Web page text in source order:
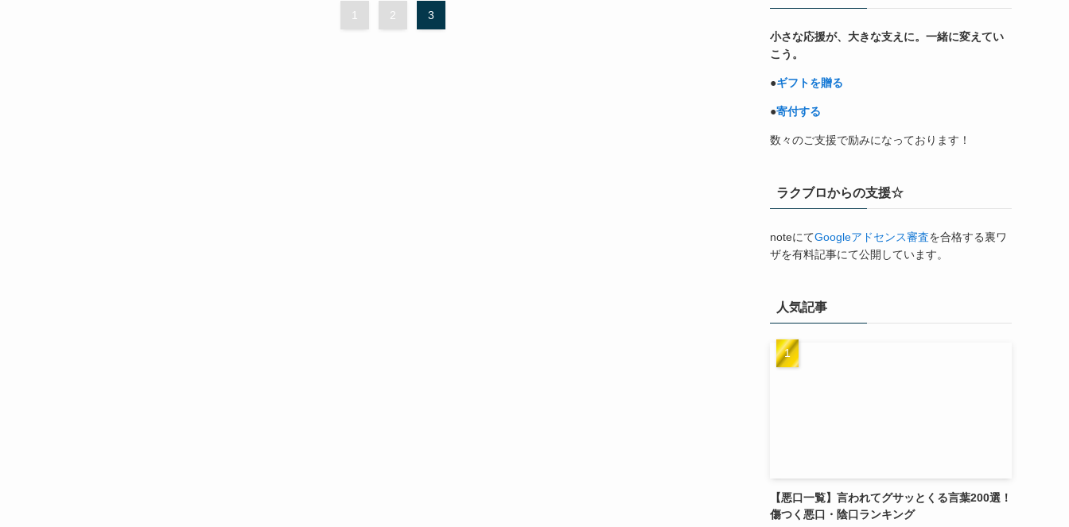
1 2 3
小さな応援が、大きな支えに。一緒に変えてい
こう。
●ギフトを贈る
●寄付する
数々のご支援で励みになっております！
ラクブロからの支援☆
noteにてGoogleアドセンス審査を合格する裏ワ
ザを有料記事にて公開しています。
人気記事
【悪口一覧】言われてグサッとくる言葉200選！
傷つく悪口・陰口ランキング